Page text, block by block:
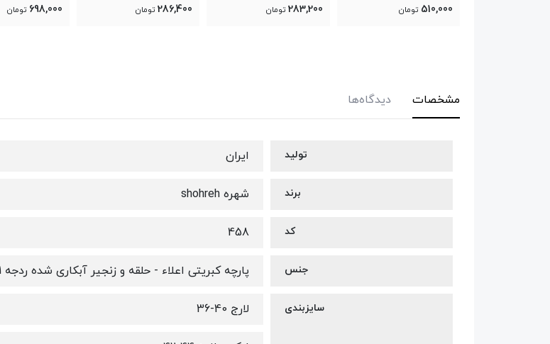
510,000 تومان 283,200 تومان 286,400 تومان 698,000 تومان
مشخصات دیدگاه‌ها
تولید ایران
برند شهره shohreh
کد 458
جنس پارچه کبریتی اعلاء - حلقه و زنجیر آبکاری شده ردجه 1
سایزبندی لارج 40-36